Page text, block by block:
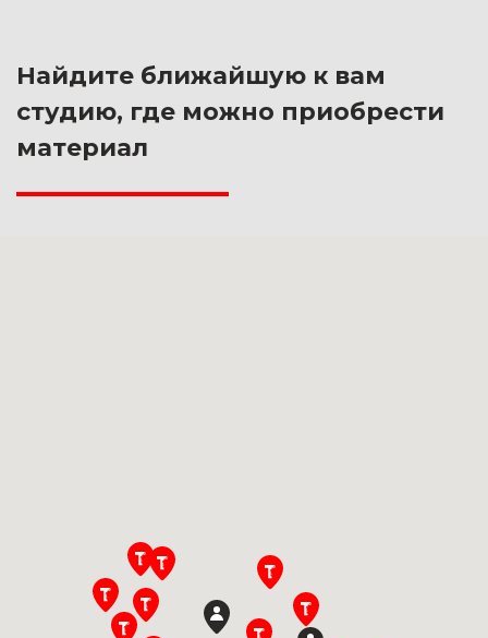
Найдите ближайшую к вам
студию, где можно приобрести
материал